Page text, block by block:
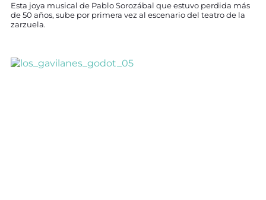
Esta joya musical de Pablo Sorozábal que estuvo perdida más
de 50 años, sube por primera vez al escenario del teatro de la
zarzuela.